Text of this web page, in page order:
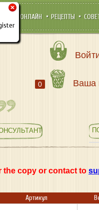
КУПИТЬ ОНЛАЙН РЕЦЕПТЫ
0 Ваша
the copy or contact to
Артикул